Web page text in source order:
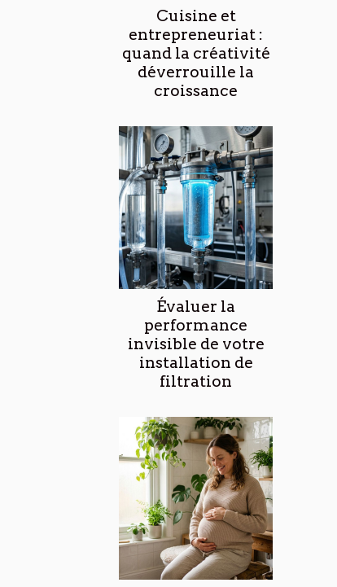
Cuisine et
entrepreneuriat :
quand la créativité
déverrouille la
croissance
Évaluer la
performance
invisible de votre
installation de
filtration